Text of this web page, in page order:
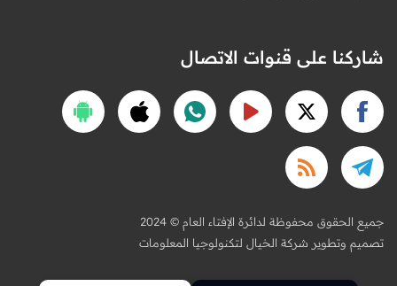
شاركنا على قنوات الاتصال
2024 © جميع الحقوق محفوظة لدائرة الإفتاء العام
تصميم وتطوير شركة الخيال لتكنولوجيا المعلومات